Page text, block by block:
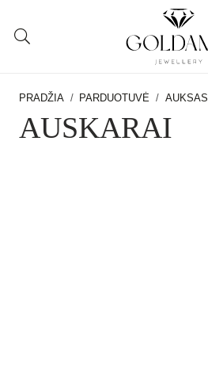
PRADŽIA / PARDUOTUVĖ / AUKSAS
AUSKARAI